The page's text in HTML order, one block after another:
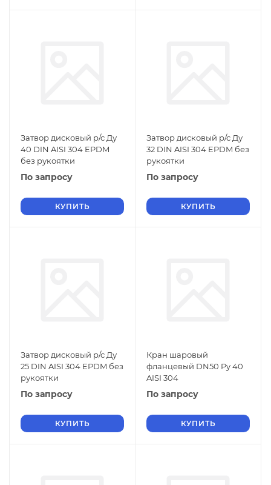
Затвор дисковый р/с Ду
40 DIN AISI 304 EPDM
без рукоятки
По запросу
КУПИТЬ
Затвор дисковый р/с Ду
32 DIN AISI 304 EPDM без
рукоятки
По запросу
КУПИТЬ
Затвор дисковый р/с Ду
25 DIN AISI 304 EPDM без
рукоятки
По запросу
КУПИТЬ
Кран шаровый
фланцевый DN50 Py 40
AISI 304
По запросу
КУПИТЬ